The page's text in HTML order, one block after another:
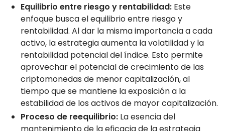
Equilibrio entre riesgo y rentabilidad: Este
enfoque busca el equilibrio entre riesgo y
rentabilidad. Al dar la misma importancia a cada
activo, la estrategia aumenta la volatilidad y la
rentabilidad potencial del índice. Esto permite
aprovechar el potencial de crecimiento de las
criptomonedas de menor capitalización, al
tiempo que se mantiene la exposición a la
estabilidad de los activos de mayor capitalización.
Proceso de reequilibrio: La esencia del
mantenimiento de la eficacia de la estrategia